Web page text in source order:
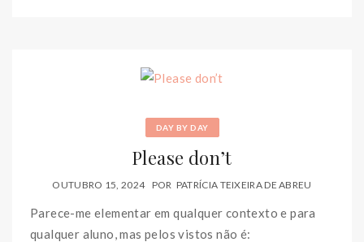
DAY BY DAY
Please don’t
OUTUBRO 15, 2024 POR PATRÍCIA TEIXEIRA DE ABREU
Parece-me elementar em qualquer contexto e para
qualquer aluno, mas pelos vistos não é: